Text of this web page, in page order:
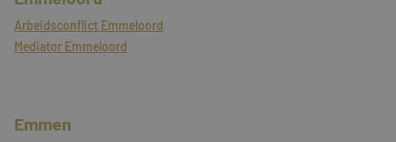
Arbeidsconflict Emmeloord
Mediator Emmeloord
Emmen